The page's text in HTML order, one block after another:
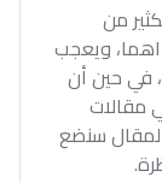
من
ويعجب
في حين أن
مقالات
سنضع